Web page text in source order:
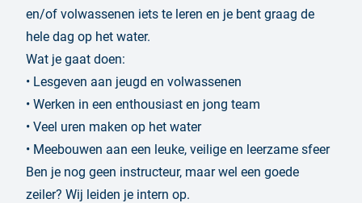
en/of volwassenen iets te leren en je bent graag de
hele dag op het water.
Wat je gaat doen:
• Lesgeven aan jeugd en volwassenen
• Werken in een enthousiast en jong team
• Veel uren maken op het water
• Meebouwen aan een leuke, veilige en leerzame sfeer
Ben je nog geen instructeur, maar wel een goede
zeiler? Wij leiden je intern op.